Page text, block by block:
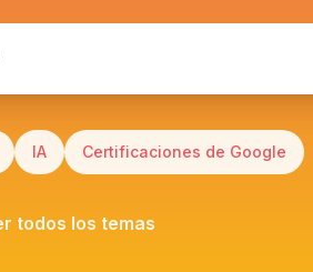
IA Certificaciones de Google
todos los temas